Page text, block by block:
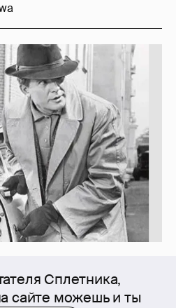
Сплетника,
сайте можешь и ты